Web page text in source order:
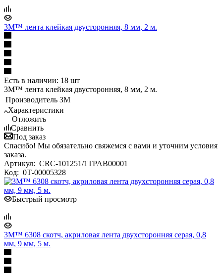
3M™ лента клейкая двусторонняя, 8 мм, 2 м.
Есть в наличии: 18 шт
3M™ лента клейкая двусторонняя, 8 мм, 2 м.
Производитель 3M
Характеристики
Отложить
Сравнить
Под заказ
Спасибо! Мы обязательно свяжемся с вами и уточним условия
заказа.
Артикул: CRC-101251/1TPAB00001
Код: 0Т-00005328
Быстрый просмотр
3M™ 6308 скотч, акриловая лента двухсторонняя серая, 0,8
мм, 9 мм, 5 м.